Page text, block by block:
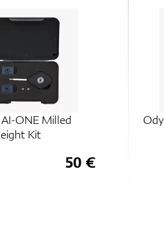
ONE Weight Kit
50 €